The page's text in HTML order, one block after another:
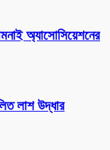
অ্যাসোসিয়েশনের
লাশ উদ্ধার